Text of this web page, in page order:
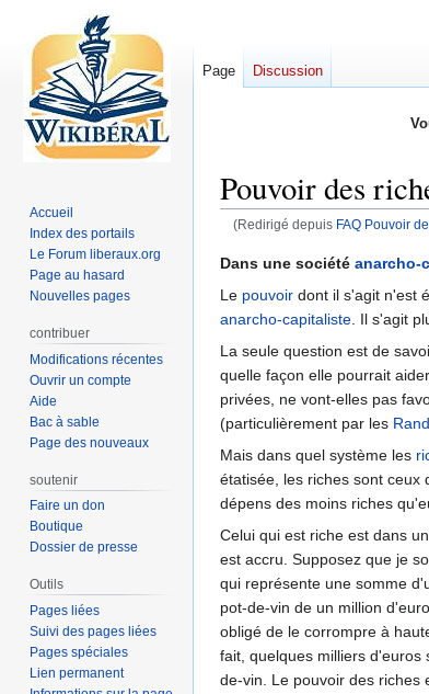
Pouvoir des
(Redirigé depuis FAQ Pouvoir
Aller
à
Aller
à
Dans une société anarcho-
Le pouvoir dont il s'agit n'est
anarcho-capitaliste . Il s'agit
La seule question est de
quelle façon elle pourrait
privées, ne vont-elles pas
(particulièrement par les
Mais dans quel système les
étatisée, les riches sont ceux
dépens des moins riches
Celui qui est riche est dans
est accru. Supposez que je
qui représente une somme
pot-de-vin de un million
obligé de le corrompre à
fait, quelques milliers
de-vin. Le pouvoir des riches
Page Discussion
Accueil
Index des portails
Le Forum liberaux.org
Page au hasard
Nouvelles pages
contribuer
Modifications récentes
Ouvrir un compte
Aide
Bac à sable
Page des nouveaux
soutenir
Faire un don
Boutique
Dossier de presse
Outils
Pages liées
Suivi des pages liées
Pages spéciales
Lien permanent